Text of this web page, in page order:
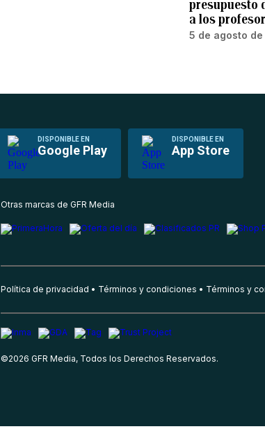
presupuesto
a los
5 de agosto de
DISPONIBLE EN
Google Play
DISPONIBLE EN
App Store
Otras marcas de GFR Media
Política de privacidad Términos y condiciones Términos y
©2026 GFR Media, Todos los Derechos Reservados.